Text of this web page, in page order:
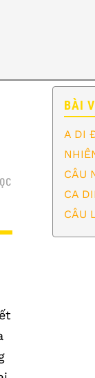
BÀI
A DI
CÂU
CA
CÂU